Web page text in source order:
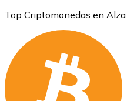
Top Criptomonedas en Alza